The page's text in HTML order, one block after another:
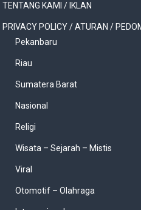
TENTANG KAMI / IKLAN
PRIVACY POLICY / ATURAN /
Pekanbaru
Riau
Sumatera Barat
Nasional
Religi
Wisata – Sejarah – Mistis
Viral
Otomotif – Olahraga